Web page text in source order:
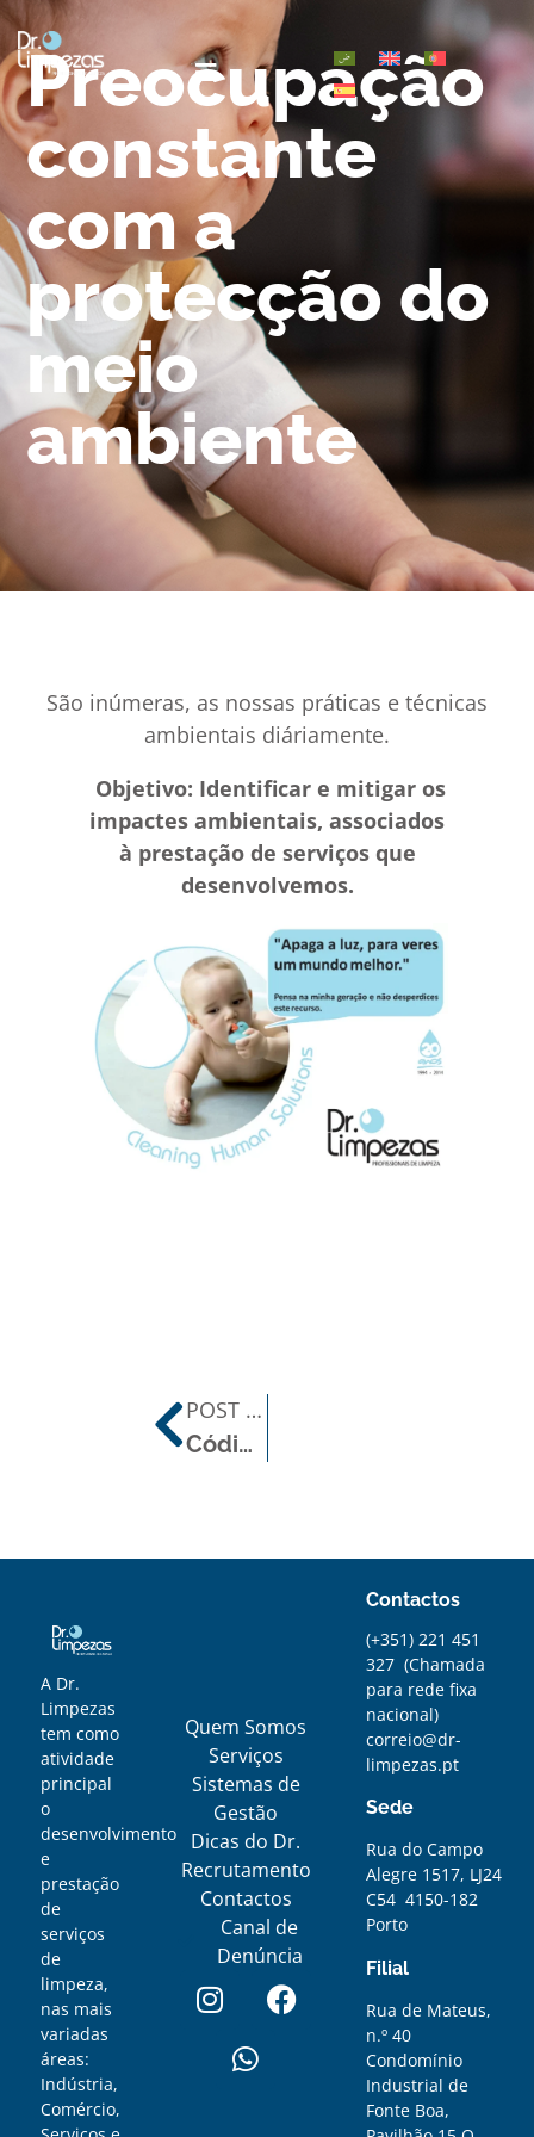
Preocupação
constante
com a
protecção do
meio
ambiente
São inúmeras, as nossas práticas e técnicas
ambientais diáriamente.
Objetivo: Identificar e mitigar os
impactes ambientais, associados
à prestação de serviços que
desenvolvemos.
POST ANTERIOR
Código de cores na limpeza
A Dr.
Limpezas
tem como
atividade
principal
o
desenvolvimento
e
prestação
de
serviços
de
limpeza,
nas mais
variadas
áreas:
Indústria,
Comércio,
Quem Somos
Serviços
Sistemas de
Gestão
Dicas do Dr.
Recrutamento
Contactos
Canal de
Denúncia
Contactos
(+351) 221 451
327(Chamada
para rede fixa
nacional)
correio@dr-
limpezas.pt
Sede
Rua do Campo
Alegre 1517, LJ24
C54 4150-182
Porto
Filial
Rua de Mateus,
n.º 40
Condomínio
Industrial de
Fonte Boa,